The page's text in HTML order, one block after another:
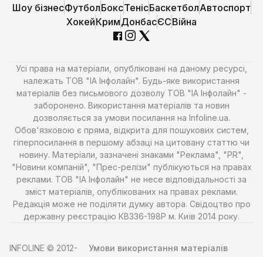
Шоу бізнесФутболБоксТенісБаскетболАвтоспорт
ХокейКримДонбасЄСВійна
Усі права на матеріали, опубліковані на даному ресурсі,
належать ТОВ "ІА Інфолайн". Будь-яке використання
матеріалів без письмового дозволу ТОВ "ІА Інфолайн" -
заборонено. Використання матеріалів та новин
дозволяється за умови посилання на Infoline.ua.
Обов'язковою є пряма, відкрита для пошукових систем,
гіперпосилання в першому абзаці на цитовану статтю чи
новину. Матеріали, зазначені знаками "Реклама", "PR",
"Новини компаній", "Прес-релізи" публікуються на правах
реклами. ТОВ "ІА Інфолайн" не несе відповідальності за
зміст матеріалів, опублікованих на правах реклами.
Редакція може не поділяти думку автора. Свідоцтво про
державну реєстрацію КВ336-198Р м. Київ 2014 року.
INFOLINE © 2012-
Умови використання матеріалів